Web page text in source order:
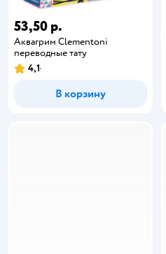
53,50 р.
Аквагрим Clementoni
переводные тату
4,1
В корзину